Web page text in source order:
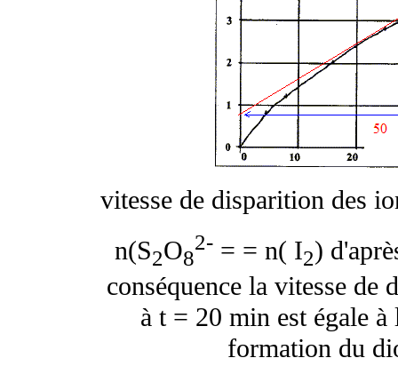
vitesse de disparition des
n(S2O8
2-= = n( I2)
conséquence la vitesse
à t = 20 min est égale
formation du